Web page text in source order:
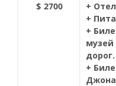
$ 2700
+
+
+
+
Джона